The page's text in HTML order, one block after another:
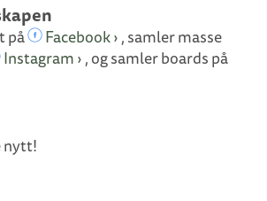
på Facebook ›, samler masse
Instagram ›, og samler boards på
nytt!